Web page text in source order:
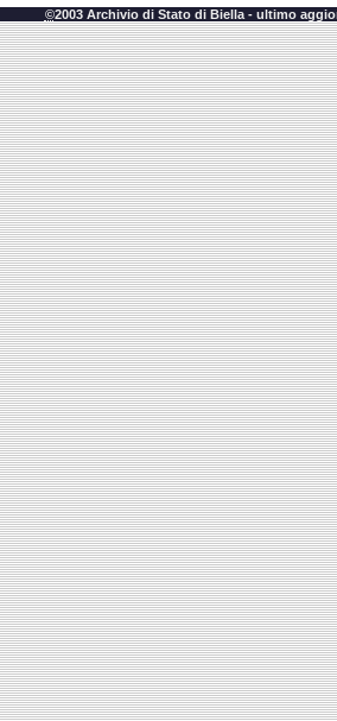
©2003 Archivio di Stato di Biella - ultimo